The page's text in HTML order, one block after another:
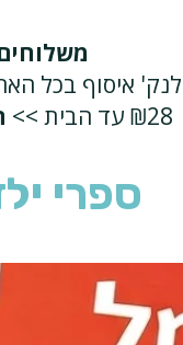
₪28 עד הבית >>
ספרי